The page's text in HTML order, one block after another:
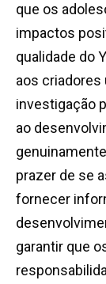
que os
impactos
qualidade do
aos criadores
investigação
ao
prazer de se
fornecer
garantir que